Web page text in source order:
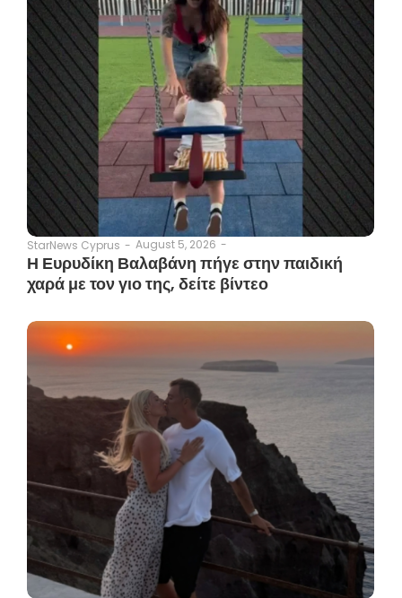
StarNews Cyprus - August 5, 2026 -
Η Ευρυδίκη Βαλαβάνη πήγε στην παιδική
χαρά με τον γιο της, δείτε βίντεο